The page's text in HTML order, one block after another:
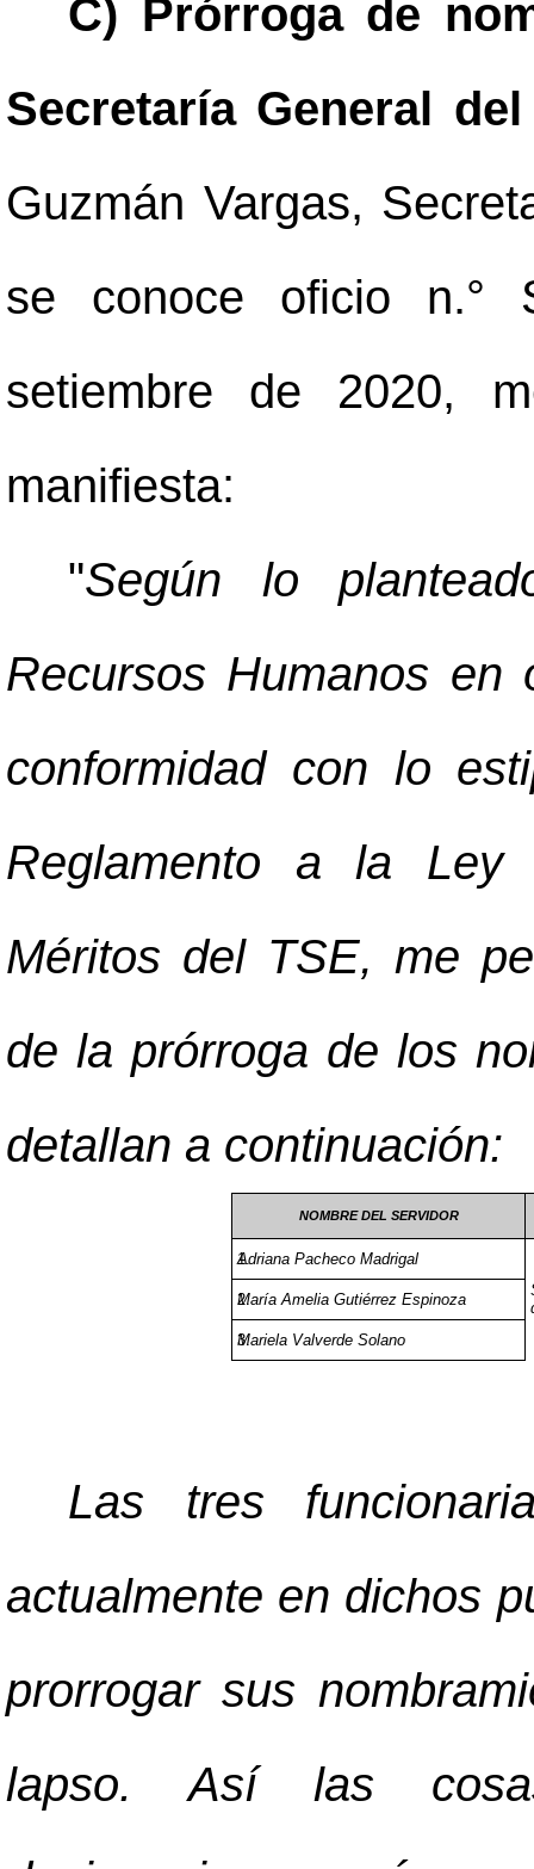
C) Prórroga de
Secretaría General
Guzmán Vargas,
se conoce oficio n.°
setiembre de 2020,
manifiesta:
"Según lo
Recursos Humanos en
conformidad con lo
Reglamento a la
Méritos del TSE, me
de la prórroga de los
detallan a continuación:
NOMBRE DEL SERVIDOR
Adriana Pacheco Madrigal
María Amelia Gutiérrez Espinoza
Mariela Valverde Solano
Las tres
actualmente en dichos
prorrogar sus
lapso. Así las